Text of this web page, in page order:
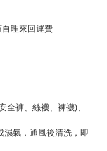
理來回運費
全褲、絲襪、褲襪)、
濕氣，通風後清洗，即